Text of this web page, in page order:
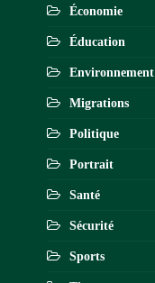
Économie
Éducation
Environnement
Migrations
Politique
Portrait
Santé
Sécurité
Sports